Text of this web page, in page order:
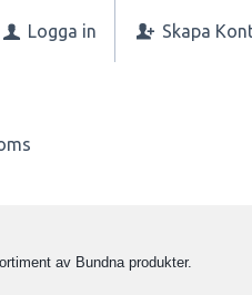
Logga in Skapa
av Bundna produkter.